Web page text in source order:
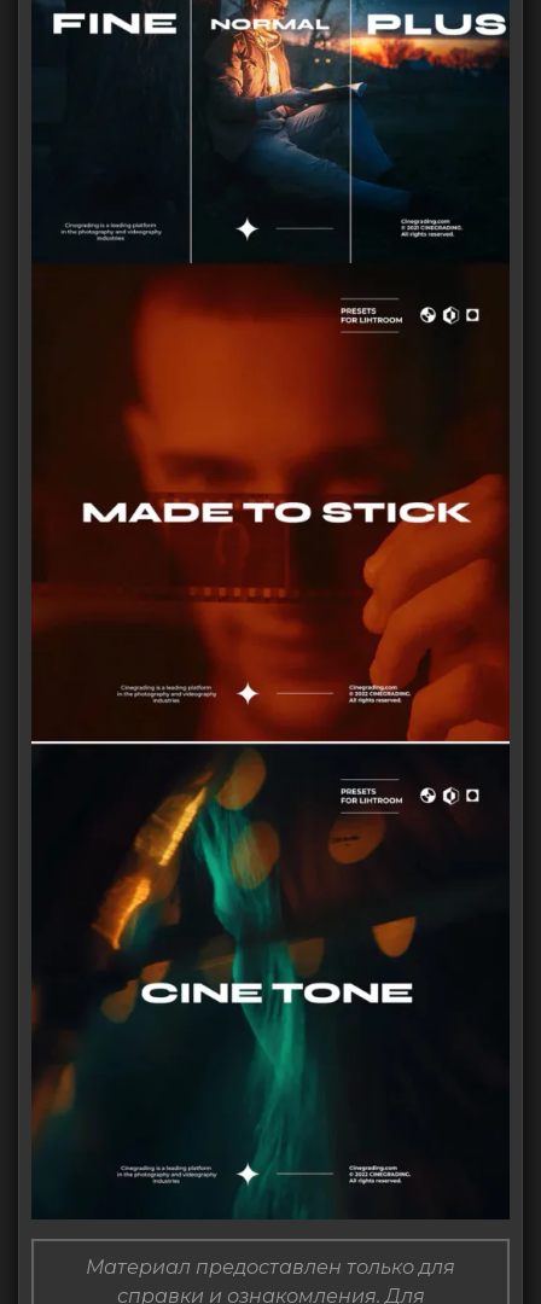
Материал предоставлен только для
справки и ознакомления. Для